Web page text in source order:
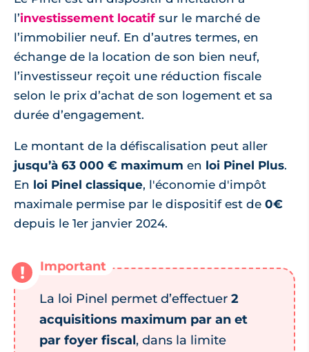
l’investissement locatif sur le marché de
l’immobilier neuf. En d’autres termes, en
échange de la location de son bien neuf,
l’investisseur reçoit une réduction fiscale
selon le prix d’achat de son logement et sa
durée d’engagement.
Le montant de la défiscalisation peut aller
jusqu’à 63 000 € maximum en loi Pinel Plus.
En loi Pinel classique, l'économie d'impôt
maximale permise par le dispositif est de 0€
depuis le 1er janvier 2024.
La loi Pinel permet d’effectuer 2
acquisitions maximum par an et
par foyer fiscal, dans la limite